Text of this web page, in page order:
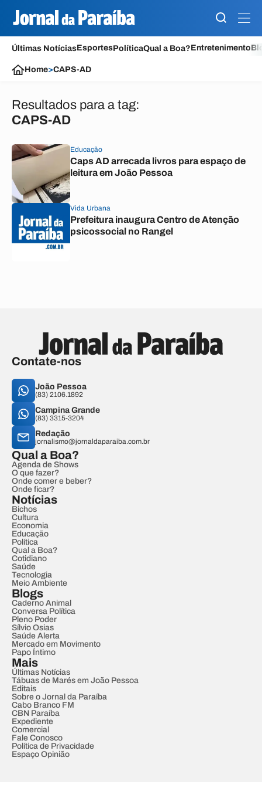
Últimas NotíciasEsportesPolíticaQual a Boa?Entretenimento
Home>CAPS-AD
Resultados para a tag:
CAPS-AD
Educação
Caps AD arrecada livros para espaço de
leitura em João Pessoa
Vida Urbana
Prefeitura inaugura Centro de Atenção
psicossocial no Rangel
Contate-nos
João Pessoa
(83) 2106.1892
Campina Grande
(83) 3315-3204
Redação
jornalismo@jornaldaparaiba.com.br
Qual a Boa?
Agenda de Shows
O que fazer?
Onde comer e beber?
Onde ficar?
Notícias
Bichos
Cultura
Economia
Educação
Política
Qual a Boa?
Cotidiano
Saúde
Tecnologia
Meio Ambiente
Blogs
Caderno Animal
Conversa Política
Pleno Poder
Sílvio Osias
Saúde Alerta
Mercado em Movimento
Papo Íntimo
Mais
Últimas Notícias
Tábuas de Marés em João Pessoa
Editais
Sobre o Jornal da Paraíba
Cabo Branco FM
CBN Paraíba
Expediente
Comercial
Fale Conosco
Política de Privacidade
Espaço Opinião